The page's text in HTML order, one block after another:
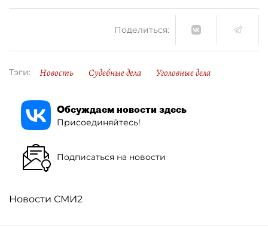
Поделиться:
Тэги: Новость Судебные дела Уголовные дела
Обсуждаем новости здесь
Присоединяйтесь!
Подписаться на новости
Новости СМИ2